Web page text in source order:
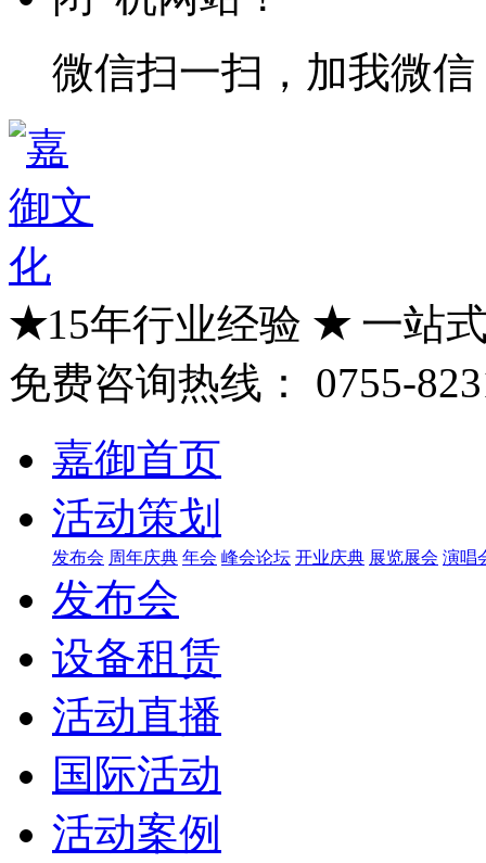
微信扫一扫，加我微信
★15年行业经验 ★一站
免费咨询热线：
0755-
嘉御首页
活动策划
发布会 周年庆典 年会 峰会论坛 开业庆典 展览展会 演唱
发布会
设备租赁
活动直播
国际活动
活动案例